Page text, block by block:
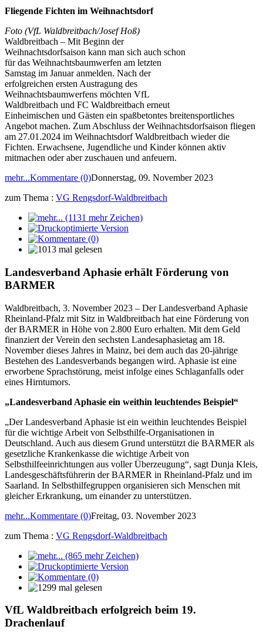
Fliegende Fichten im Weihnachtsdorf
Foto (VfL Waldbreitbach/Josef Hoß)
Waldbreitbach – Mit Beginn der
Weihnachtsdorfsaison kann man sich auch schon
für das Weihnachtsbaumwerfen am letzten
Samstag im Januar anmelden. Nach der
erfolgreichen ersten Austragung des
Weihnachtsbaumwerfens möchten VfL
Waldbreitbach und FC Waldbreitbach erneut
Einheimischen und Gästen ein spaßbetontes breitensportliches
Angebot machen. Zum Abschluss der Weihnachtsdorfsaison fliegen
am 27.01.2024 im Weihnachtsdorf Waldbreitbach wieder die
Fichten. Erwachsene, Jugendliche und Kinder können aktiv
mitmachen oder aber zuschauen und anfeuern.
mehr...Kommentare (0)Donnerstag, 09. November 2023
zum Thema : VG Rengsdorf-Waldbreitbach
Landesverband Aphasie erhält Förderung von
BARMER
Waldbreitbach, 3. November 2023 – Der Landesverband Aphasie
Rheinland-Pfalz mit Sitz in Waldbreitbach hat eine Förderung von
der BARMER in Höhe von 2.800 Euro erhalten. Mit dem Geld
finanziert der Verein den sechsten Landesaphasietag am 18.
November dieses Jahres in Mainz, bei dem auch das 20-jährige
Bestehen des Landesverbands begangen wird. Aphasie ist eine
erworbene Sprachstörung, meist infolge eines Schlaganfalls oder
eines Hirntumors.
„Landesverband Aphasie ein weithin leuchtendes Beispiel“
„Der Landesverband Aphasie ist ein weithin leuchtendes Beispiel
für die wichtige Arbeit von Selbsthilfe-Organisationen in
Deutschland. Auch aus diesem Grund unterstützt die BARMER als
gesetzliche Krankenkasse die wichtige Arbeit von
Selbsthilfeeinrichtungen aus voller Überzeugung“, sagt Dunja Kleis,
Landesgeschäftsführerin der BARMER in Rheinland-Pfalz und im
Saarland. In Selbsthilfegruppen organisieren sich Menschen mit
gleicher Erkrankung, um einander zu unterstützen.
mehr...Kommentare (0)Freitag, 03. November 2023
zum Thema : VG Rengsdorf-Waldbreitbach
VfL Waldbreitbach erfolgreich beim 19.
Drachenlauf